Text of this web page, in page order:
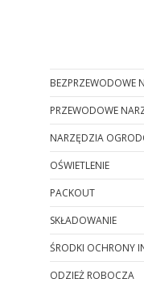
BEZPRZEWODOWE
PRZEWODOWE
NARZĘDZIA
OŚWIETLENIE
PACKOUT
SKŁADOWANIE
ŚRODKI OCHRONY
ODZIEŻ ROBOCZA